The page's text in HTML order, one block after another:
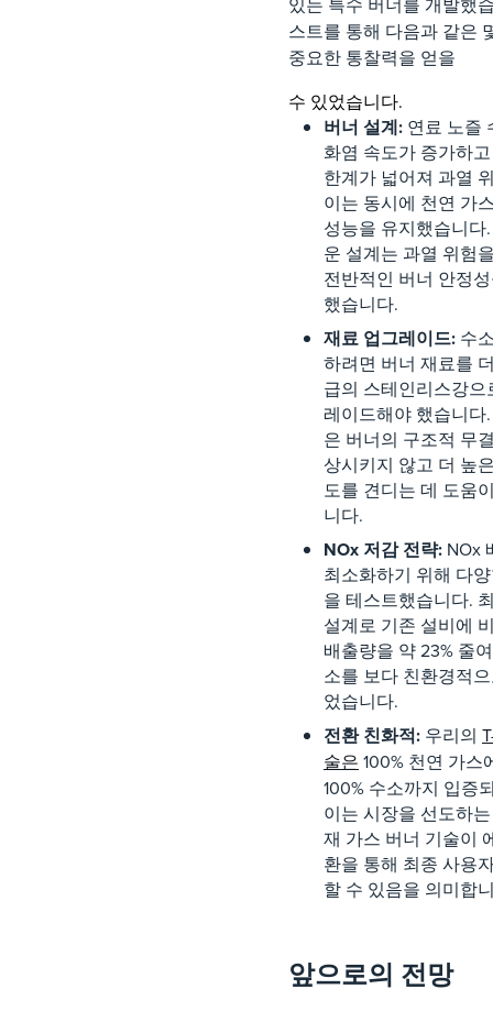
스트를 통해 다음과 같은
중요한 통찰력을 얻을
수 있었습니다.
버너 설계: 연료 노즐
화염 속도가 증가하
한계가 넓어져 과열
이는 동시에 천연 가
성능을 유지했습니다
운 설계는 과열 위험
전반적인 버너 안정
했습니다.
재료 업그레이드: 수
하려면 버너 재료를
급의 스테인리스강으
레이드해야 했습니다
은 버너의 구조적 무
상시키지 않고 더 높
도를 견디는 데 도움
니다.
NOx 저감 전략: NOx
최소화하기 위해 다
을 테스트했습니다.
설계로 기존 설비에
배출량을 약 23% 줄
소를 보다 친환경적
었습니다.
전환 친화적: 우리의
술은 100% 천연 가스
100% 수소까지 입증
이는 시장을 선도하
재 가스 버너 기술이
환을 통해 최종 사용
할 수 있음을 의미합
앞으로의 전망